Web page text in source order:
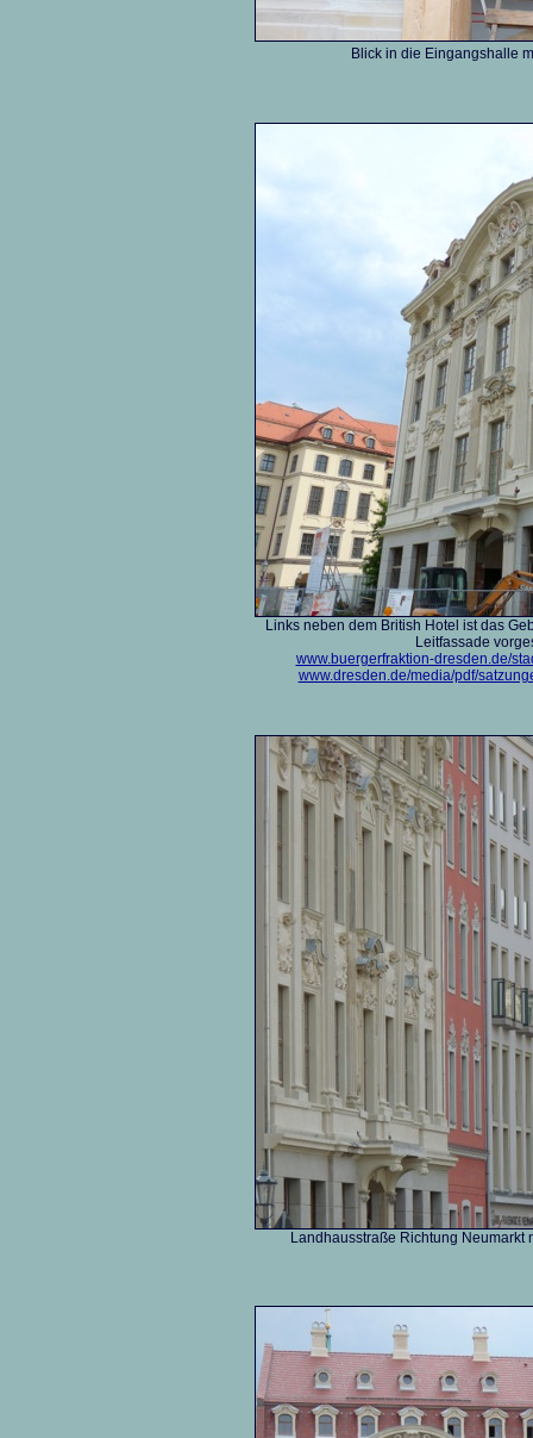
Blick in die Eingangshalle
Links neben dem British Hotel ist das
Leitfassade
www.buergerfraktion-dresden.de/
www.dresden.de/media/pdf/
Landhausstraße Richtung